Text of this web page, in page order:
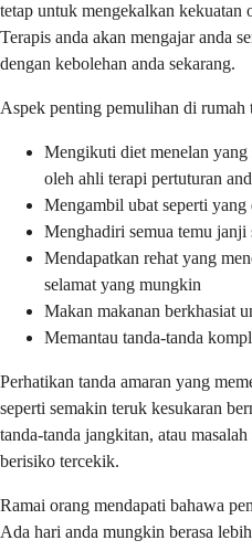
tetap untuk mengekalkan kekuatan
Terapis anda akan mengajar anda
dengan kebolehan anda sekarang.
Aspek penting pemulihan di rumah
Mengikuti diet menelan yang
oleh ahli terapi pertuturan
Mengambil ubat seperti yang
Menghadiri semua temu janji
Mendapatkan rehat yang
selamat yang mungkin
Makan makanan berkhasiat
Memantau tanda-tanda
Perhatikan tanda amaran yang
seperti semakin teruk kesukaran
tanda-tanda jangkitan, atau
berisiko tercekik.
Ramai orang mendapati bahawa
Ada hari anda mungkin berasa